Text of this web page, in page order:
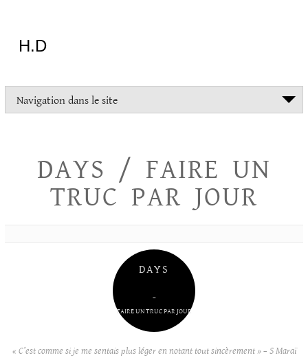
H.D
Navigation dans le site
DAYS / FAIRE UN
TRUC PAR JOUR
DAYS
–
FAIRE UN TRUC PAR JOUR
« C’est comme si je me sentais plus léger en notant tout sincèrement » – S Maraï